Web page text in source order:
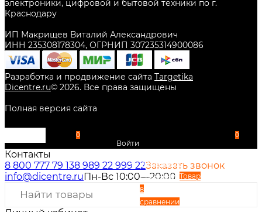
электроники, цифровой и бытовой техники по г.
Краснодару
ИП Макрищев Виталий Александрович
ИНН 235308178304, ОГРНИП 307235314900086
Разработка и продвижение сайта Targetika
Dicentre.ru© 2026. Все права защищены
Полная версия сайта
0
Войти
Избранное
Сравнение Товар
в
сравнении
0
Контакты
8 800 777 79 138 989 22 999 22Заказать звонок
info@dicentre.ruПн-Вс 10:00—20:00